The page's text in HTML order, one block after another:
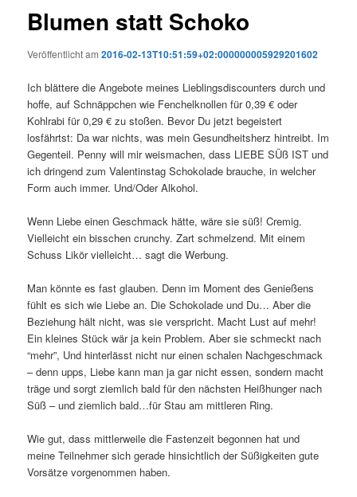
Blumen statt Schoko
Veröffentlicht am2016-02-13T10:51:59+02:000000005929201602
Ich blättere die Angebote meines Lieblingsdiscounters durch und
hoffe, auf Schnäppchen wie Fenchelknollen für 0,39 € oder
Kohlrabi für 0,29 € zu stoßen. Bevor Du jetzt begeistert
losfährtst: Da war nichts, was mein Gesundheitsherz hintreibt. Im
Gegenteil. Penny will mir weismachen, dass LIEBE SÜß IST und
ich dringend zum Valentinstag Schokolade brauche, in welcher
Form auch immer. Und/Oder Alkohol.
Wenn Liebe einen Geschmack hätte, wäre sie süß! Cremig.
Vielleicht ein bisschen crunchy. Zart schmelzend. Mit einem
Schuss Likör vielleicht… sagt die Werbung.
Man könnte es fast glauben. Denn im Moment des Genießens
fühlt es sich wie Liebe an. Die Schokolade und Du… Aber die
Beziehung hält nicht, was sie verspricht. Macht Lust auf mehr!
Ein kleines Stück wär ja kein Problem. Aber sie schmeckt nach
“mehr”, Und hinterlässt nicht nur einen schalen Nachgeschmack
– denn upps, Liebe kann man ja gar nicht essen, sondern macht
träge und sorgt ziemlich bald für den nächsten Heißhunger nach
Süß – und ziemlich bald…für Stau am mittleren Ring.
Wie gut, dass mittlerweile die Fastenzeit begonnen hat und
meine Teilnehmer sich gerade hinsichtlich der Süßigkeiten gute
Vorsätze vorgenommen haben.